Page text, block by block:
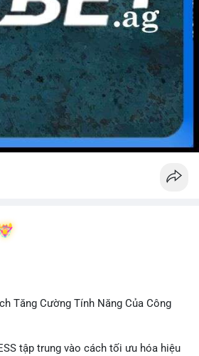
Tăng Cường Tính Năng Của Công
tập trung vào cách tối ưu hóa hiệu